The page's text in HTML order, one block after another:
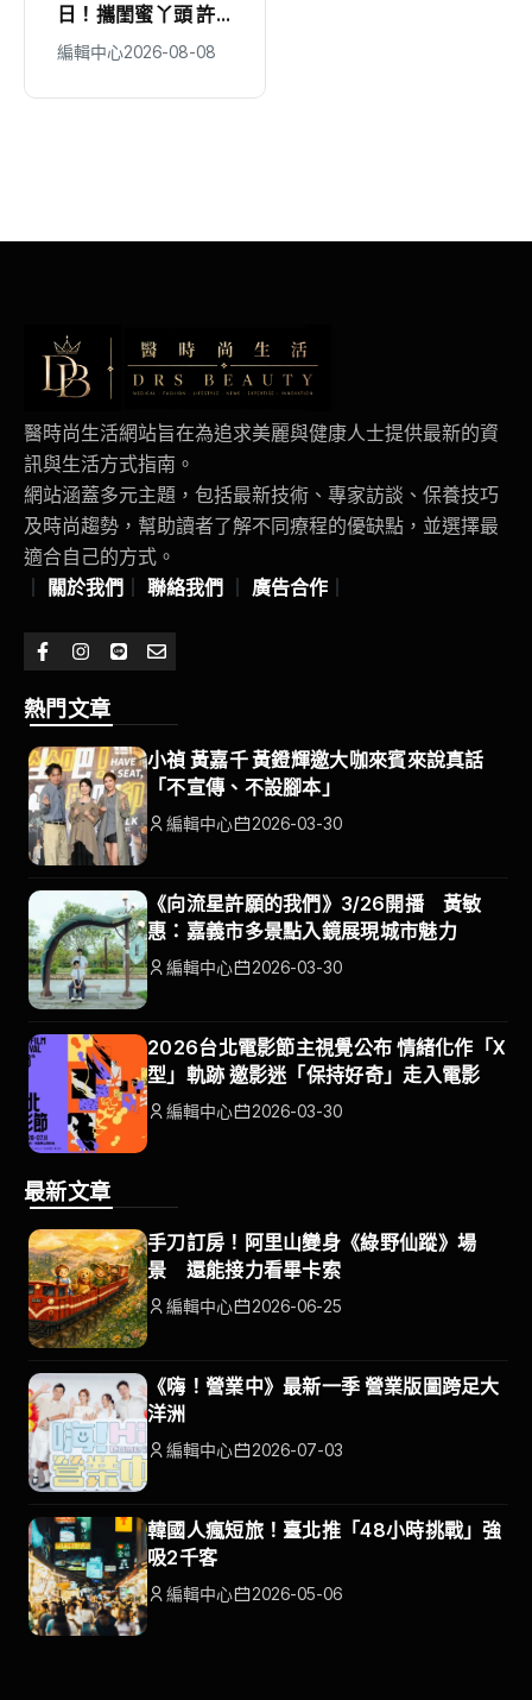
日！攜閨蜜丫頭 許
願「世界絕對幸福」
無預警預告新歌隨機
上線
編輯中心2026-08-08
醫時尚生活網站旨在為追求美麗與健康人士提供最新的資
訊與生活方式指南。
網站涵蓋多元主題，包括最新技術、專家訪談、保養技巧
及時尚趨勢，幫助讀者了解不同療程的優缺點，並選擇最
適合自己的方式。
關於我們 聯絡我們 廣告合作
熱門文章
小禎 黃嘉千 黃鐙輝邀大咖來賓來說真話
「不宣傳、不設腳本」
編輯中心 2026-03-30
《向流星許願的我們》3/26開播 黃敏
惠：嘉義市多景點入鏡展現城市魅力
編輯中心 2026-03-30
2026台北電影節主視覺公布 情緒化作「X
型」軌跡 邀影迷「保持好奇」走入電影
編輯中心 2026-03-30
最新文章
手刀訂房！阿里山變身《綠野仙蹤》場
景 還能接力看畢卡索
編輯中心 2026-06-25
《嗨！營業中》最新一季 營業版圖跨足大
洋洲
編輯中心 2026-07-03
韓國人瘋短旅！臺北推「48小時挑戰」強
吸2千客
編輯中心 2026-05-06